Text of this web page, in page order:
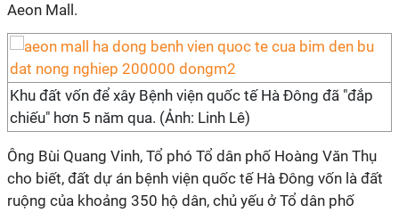
Aeon Mall.
Khu đất vốn để xây Bệnh viện quốc tế Hà Đông đã "đắp
chiếu" hơn 5 năm qua. (Ảnh: Linh Lê)
Ông Bùi Quang Vinh, Tổ phó Tổ dân phố Hoàng Văn Thụ
cho biết, đất dự án bệnh viện quốc tế Hà Đông vốn là đất
ruộng của khoảng 350 hộ dân, chủ yếu ở Tổ dân phố